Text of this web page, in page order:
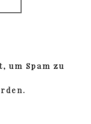
um Spam zu